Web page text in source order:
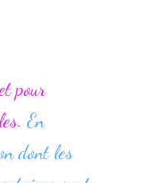
pour
En
dont les